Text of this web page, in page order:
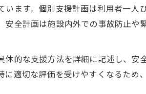
する
ます。個別支援計画は利用者一人
全計画は施設内外での事故防止や
的な支援方法を詳細に記述し、安
適切な評価を受けやすくなるため